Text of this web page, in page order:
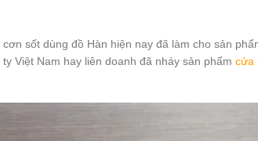
sốt dùng đồ Hàn hiện nay đã làm cho sản
Việt Nam hay liên doanh đã nháy sản phẩm cửa